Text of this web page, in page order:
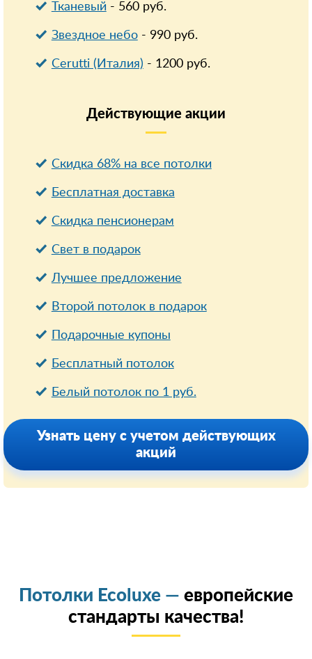
Тканевый- 560руб.
Звездное небо- 990руб.
Cerutti (Италия) - 1200руб.
Действующие акции
Скидка 68% на все потолки
Бесплатная доставка
Cкидка пенсионерам
Свет в подарок
Лучшее предложение
Второй потолок в подарок
Подарочные купоны
Бесплатный потолок
Белый потолок по 1 руб.
Узнать цену с учетом действующих
акций
Потолки Ecoluxe — европейские
стандарты качества!